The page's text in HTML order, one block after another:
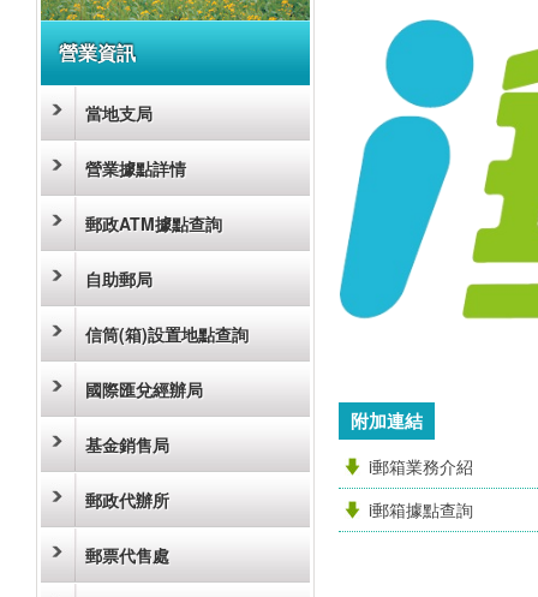
營業資訊
當地支局
營業據點詳情
郵政ATM據點查詢
自助郵局
信筒(箱)設置地點查詢
國際匯兌經辦局
基金銷售局
郵政代辦所
郵票代售處
附加連結
i郵箱業務介紹
i郵箱據點查詢